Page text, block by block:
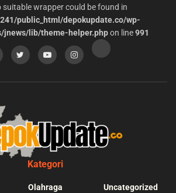
suitable wrapper could be found in
public_html/depokupdate.co/wp-
jnews/lib/theme-helper.phpon line991
Kategori
Olahraga
Uncategorized